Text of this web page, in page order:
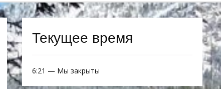
Текущее время
6:21 — Мы закрыты